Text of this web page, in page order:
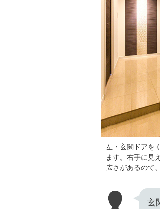
左・玄関ドアを
ます。右手に見
広さがあるので
玄